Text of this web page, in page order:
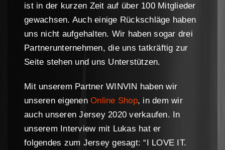
ist in der kurzen Zeit auf über 100 Mitglieder
gewachsen. Auch einige Rückschläge haben
uns nicht aufgehalten. Wir haben sogar drei
Partnerunternehmen, die uns tatkräftig zur
Seite stehen und uns Unterstützen.
Mit unserem Partner WINVIN haben wir
unseren eigenenOnline Shop, in dem wir
auch unseren Jersey 2020 verkaufen. In
unserem Interview mit Lukas hat er
folgendes zum Jersey gesagt: “I LOVE IT.